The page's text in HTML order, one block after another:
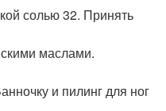
солью 32. Принять
маслами.
и пилинг для ног